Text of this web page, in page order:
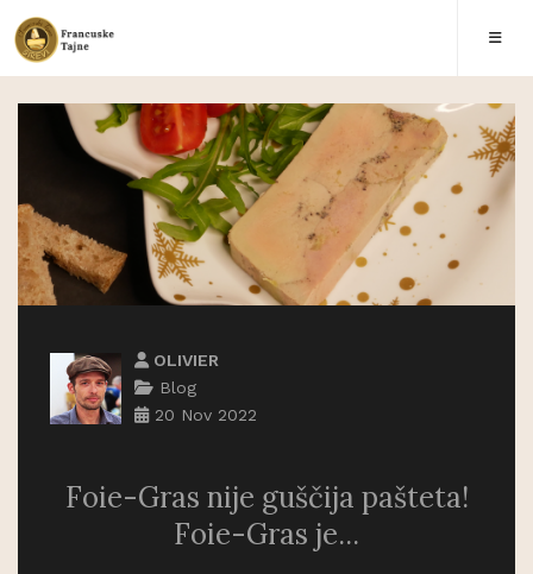
OLIVIER
Blog
20 Nov 2022
Foie-Gras nije guščija pašteta!
Foie-Gras je...